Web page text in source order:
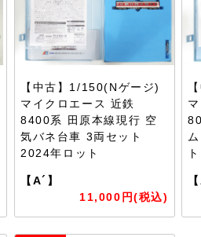
【中古】1/150(Nゲージ)
マイクロエース 近鉄
8400系 田原本線現行 空
気バネ台車 3両セット
2024年ロット
【A´】
11,000円(税込)
ト